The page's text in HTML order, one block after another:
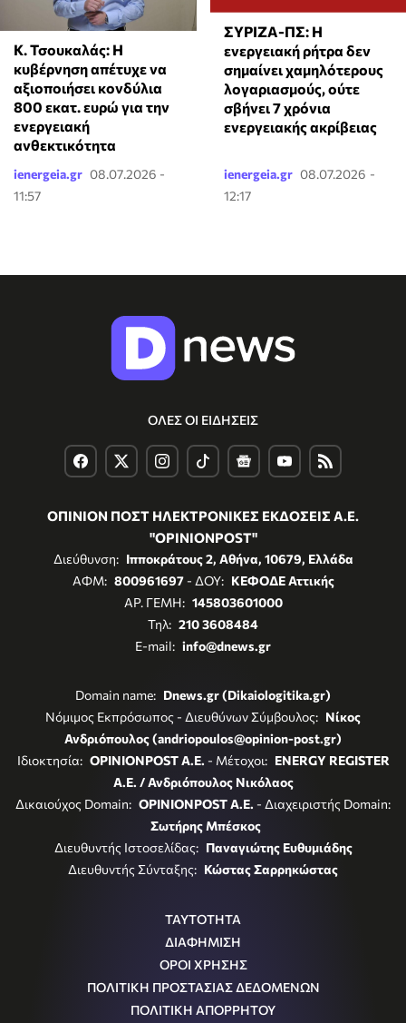
Κ. Τσουκαλάς: Η
κυβέρνηση απέτυχε να
αξιοποιήσει κονδύλια
800 εκατ. ευρώ για την
ενεργειακή
ανθεκτικότητα
ienergeia.gr 08.07.2026 -
11:57
ΣΥΡΙΖΑ-ΠΣ: Η
ενεργειακή ρήτρα δεν
σημαίνει χαμηλότερους
λογαριασμούς, ούτε
σβήνει 7 χρόνια
ενεργειακής ακρίβειας
ienergeia.gr 08.07.2026 -
12:17
ΟΛΕΣ ΟΙ ΕΙΔΗΣΕΙΣ
ΟΠΙΝΙΟΝ ΠΟΣΤ ΗΛΕΚΤΡΟΝΙΚΕΣ ΕΚΔΟΣΕΙΣ Α.Ε.
"OPINIONPOST"
Διεύθυνση: Ιπποκράτους 2, Αθήνα, 10679, Ελλάδα
ΑΦΜ: 800961697- ΔΟΥ: ΚΕΦΟΔΕ Αττικής
ΑΡ. ΓΕΜΗ: 145803601000
Τηλ: 210 3608484
E-mail: info@dnews.gr
Domain name: Dnews.gr (Dikaiologitika.gr)
Νόμιμος Εκπρόσωπος - Διευθύνων Σύμβουλος: Νίκος
Ανδριόπουλος (andriopoulos@opinion-post.gr)
Ιδιοκτησία: OPINIONPOST A.E. - Μέτοχοι: ENERGY REGISTER
Α.Ε. / Ανδριόπουλος Νικόλαος
Δικαιούχος Domain: OPINIONPOST A.E. - Διαχειριστής Domain:
Σωτήρης Μπέσκος
Διευθυντής Ιστοσελίδας: Παναγιώτης Ευθυμιάδης
Διευθυντής Σύνταξης: Κώστας Σαρρηκώστας
ΤΑΥΤΟΤΗΤΑ
ΔΙΑΦΗΜΙΣΗ
ΟΡΟΙ ΧΡΗΣΗΣ
ΠΟΛΙΤΙΚΗ ΠΡΟΣΤΑΣΙΑΣ ΔΕΔΟΜΕΝΩΝ
ΠΟΛΙΤΙΚΗ ΑΠΟΡΡΗΤΟΥ